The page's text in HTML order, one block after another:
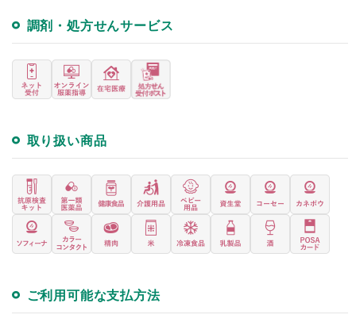
調剤・処方せんサービス
取り扱い商品
ご利用可能な支払方法